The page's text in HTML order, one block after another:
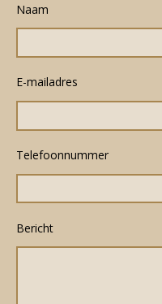
Naam
E-mailadres
Telefoonnummer
Bericht